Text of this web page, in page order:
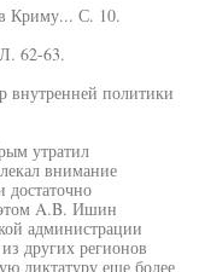
Криму... С. 10.
62-63.
внутренней политики
утратил
внимание
достаточно
A.B. Ишин
администрации
других регионов
диктатуру еще более